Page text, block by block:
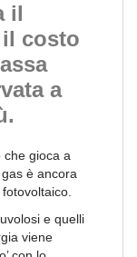
il
costo
a
che gioca a
è ancora
e quelli
viene